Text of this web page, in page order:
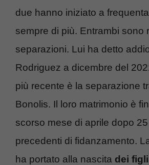
due hanno iniziato a
sempre di più. Entrambi sono
separazioni. Lui ha detto
Rodriguez a dicembre del
più recente è la separazione
Bonolis. Il loro matrimonio è
scorso mese di aprile dopo
precedenti di fidanzamento.
ha portato alla nascita dei